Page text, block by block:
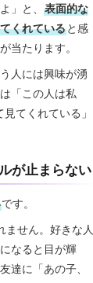
」と、 表面的な
くれていると感
当たります。
人には興味が湧
「この人は私
てくれている」
が止まらない
です。
ません。好きな人
なると目が輝
達に「あの子、